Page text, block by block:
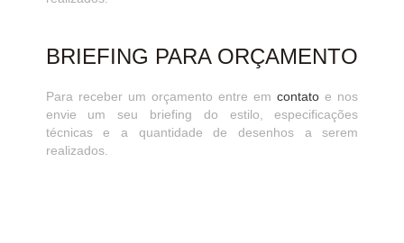
BRIEFING PARA ORÇAMENTO
Para receber um orçamento entre emcontato e nos
envie um seu briefing do estilo, especificações
técnicas e a quantidade de desenhos a serem
realizados.